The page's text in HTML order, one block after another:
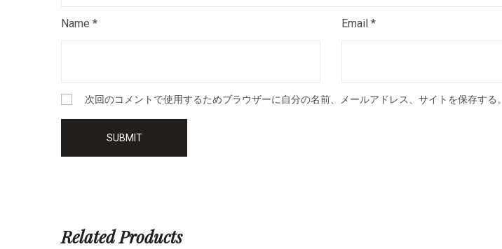
Name * Email *
次回のコメントで使用するためブラウザーに自分の名前、メールアドレス、サイトを保存する。
Related Products